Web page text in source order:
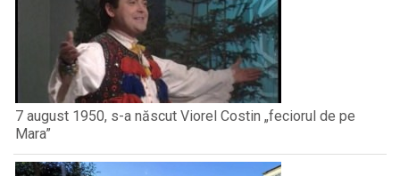
7 august 1950, s-a născut Viorel Costin „feciorul de pe
Mara”